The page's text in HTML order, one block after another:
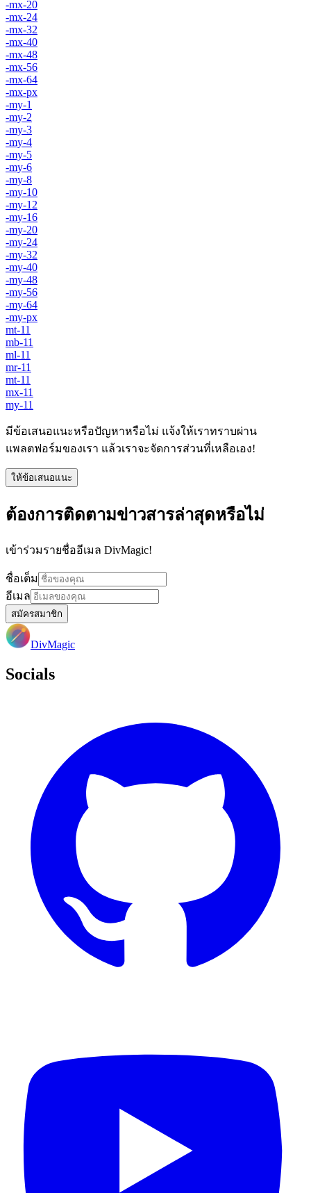
-mx-20
-mx-24
-mx-32
-mx-40
-mx-48
-mx-56
-mx-64
-mx-px
-my-1
-my-2
-my-3
-my-4
-my-5
-my-6
-my-8
-my-10
-my-12
-my-16
-my-20
-my-24
-my-32
-my-40
-my-48
-my-56
-my-64
-my-px
mt-11
mb-11
ml-11
mr-11
mt-11
mx-11
my-11
มีข้อเสนอแนะหรือปัญหาหรือไม่ แจ้งให้เราทราบผ่าน
แพลตฟอร์มของเรา แล้วเราจะจัดการส่วนที่เหลือเอง!
ให้ข้อเสนอแนะ
ต้องการติดตามข่าวสารล่าสุดหรือไม่
เข้าร่วมรายชื่ออีเมล DivMagic!
ชื่อเต็ม
อีเมล
สมัครสมาชิก
DivMagic
Socials